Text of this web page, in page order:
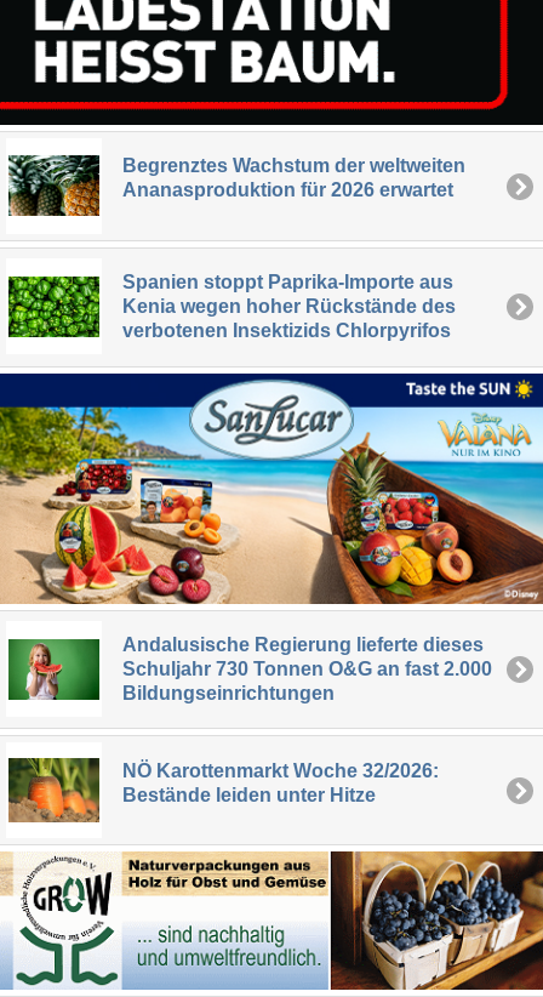
Begrenztes Wachstum der weltweiten
Ananasproduktion für 2026 erwartet
Spanien stoppt Paprika-Importe aus
Kenia wegen hoher Rückstände des
verbotenen Insektizids Chlorpyrifos
Andalusische Regierung lieferte dieses
Schuljahr 730 Tonnen O&G an fast 2.000
Bildungseinrichtungen
NÖ Karottenmarkt Woche 32/2026:
Bestände leiden unter Hitze